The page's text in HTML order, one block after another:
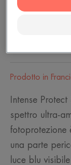
Prodotto in
Intense
spettro ultra-
fotoprotezione
una parte
luce blu